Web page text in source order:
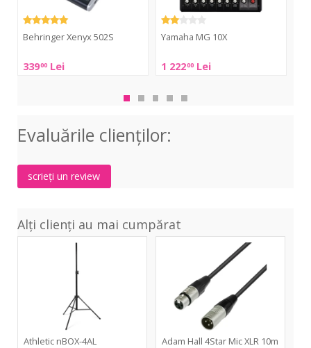
Behringer Xenyx 502S
33900 Lei
Behringer
Yamaha MG 10X
1 22200 Lei
Yamaha
10X
Evaluările clienţilor:
scrieți un review
Alți clienți au mai cumpărat
Athletic nBOX-4AL Adam Hall 4Star Mic XLR 10m